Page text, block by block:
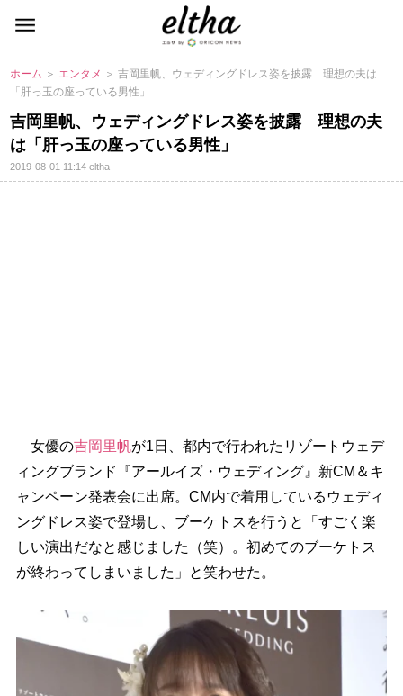
ホーム ＞ エンタメ ＞ 吉岡里帆、ウェディングドレス姿を披露 理想の夫は
「肝っ玉の座っている男性」
吉岡里帆、ウェディングドレス姿を披露 理想の夫
は「肝っ玉の座っている男性」
2019-08-01 11:14eltha
女優の吉岡里帆が1日、都内で行われたリゾートウェデ
ィングブランド『アールイズ・ウェディング』新CM＆キ
ャンペーン発表会に出席。CM内で着用しているウェディ
ングドレス姿で登場し、ブーケトスを行うと「すごく楽
しい演出だなと感じました（笑）。初めてのブーケトス
が終わってしまいました」と笑わせた。